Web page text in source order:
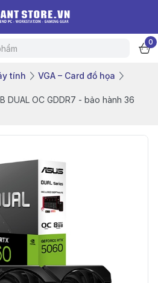
0
tính
VGA – Card đồ họa
DUAL OC GDDR7 - bảo hành 36